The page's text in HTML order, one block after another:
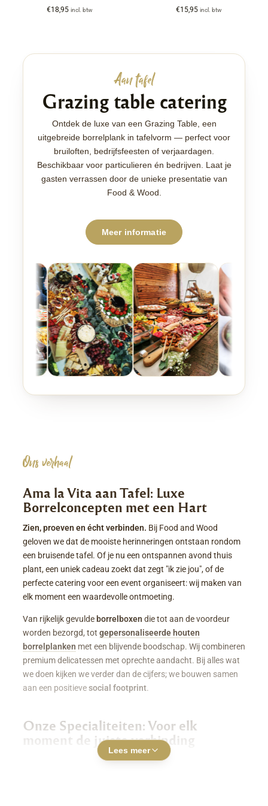
€18,95 incl. btw €15,95 incl. btw
Aan tafel
Grazing table catering
Ontdek de luxe van een Grazing Table, een
uitgebreide borrelplank in tafelvorm — perfect voor
bruiloften, bedrijfsfeesten of verjaardagen.
Beschikbaar voor particulieren én bedrijven. Laat je
gasten verrassen door de unieke presentatie van
Food & Wood.
Meer informatie
Ons verhaal
Ama la Vita aan Tafel: Luxe
Borrelconcepten met een Hart
Zien, proeven en écht verbinden. Bij Food and Wood
geloven we dat de mooiste herinneringen ontstaan rondom
een bruisende tafel. Of je nu een ontspannen avond thuis
plant, een uniek cadeau zoekt dat zegt "ik zie jou", of de
perfecte catering voor een event organiseert: wij maken van
elk moment een waardevolle ontmoeting.
Van rijkelijk gevuldeborrelboxen die tot aan de voordeur
worden bezorgd, tot gepersonaliseerde houten
borrelplanken met een blijvende boodschap. Wij combineren
premium delicatessen met oprechte aandacht. Bij alles wat
we doen kijken we verder dan de cijfers; we bouwen samen
aan een positievesocial footprint.
Onze Specialiteiten: Voor elk
moment de juiste verbinding
Luxe Borrelboxen & Borrelpakketten
Lees meer